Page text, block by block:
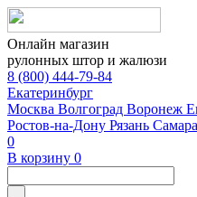
Онлайн магазин
рулонных штор и жалюзи
8 (800) 444-79-84
Екатеринбург
Москва Волгоград Воронеж
Ростов-на-Дону Рязань Самара
0
В корзину 0